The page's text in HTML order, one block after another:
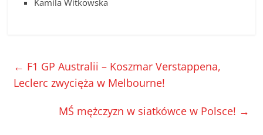
Kamila Witkowska
← F1 GP Australii – Koszmar Verstappena,
Leclerc zwycięża w Melbourne!
MŚ mężczyzn w siatkówce w Polsce! →